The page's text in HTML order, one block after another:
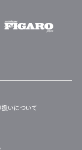
いについて